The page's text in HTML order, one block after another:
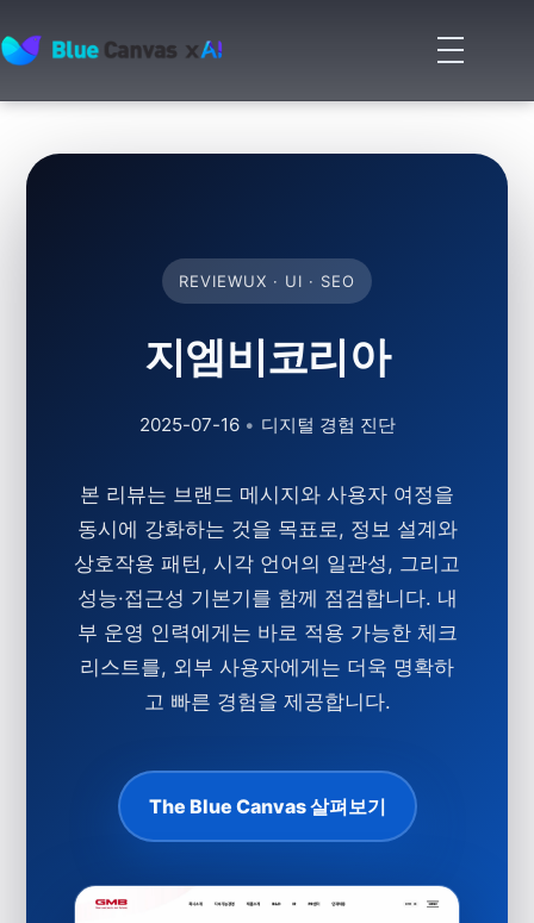
BLUECANVAS
메
뉴
기
REVIEWUX · UI · SEO
지엠비코리아
2025-07-16 • 디지털 경험 진단
본 리뷰는 브랜드 메시지와 사용자 여정을
동시에 강화하는 것을 목표로, 정보 설계와
상호작용 패턴, 시각 언어의 일관성, 그리고
성능·접근성 기본기를 함께 점검합니다. 내
부 운영 인력에게는 바로 적용 가능한 체크
리스트를, 외부 사용자에게는 더욱 명확하
고 빠른 경험을 제공합니다.
The Blue Canvas 살펴보기